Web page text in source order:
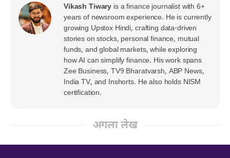
Vikash Tiwary is a finance journalist with 6+
years of newsroom experience. He is currently
growing Upstox Hindi, crafting data-driven
stories on stocks, personal finance, mutual
funds, and global markets, while exploring
how AI can simplify finance. His work spans
Zee Business, TV9 Bharatvarsh, ABP News,
India TV, and Inshorts. He also holds NISM
certification.
अगला लेख